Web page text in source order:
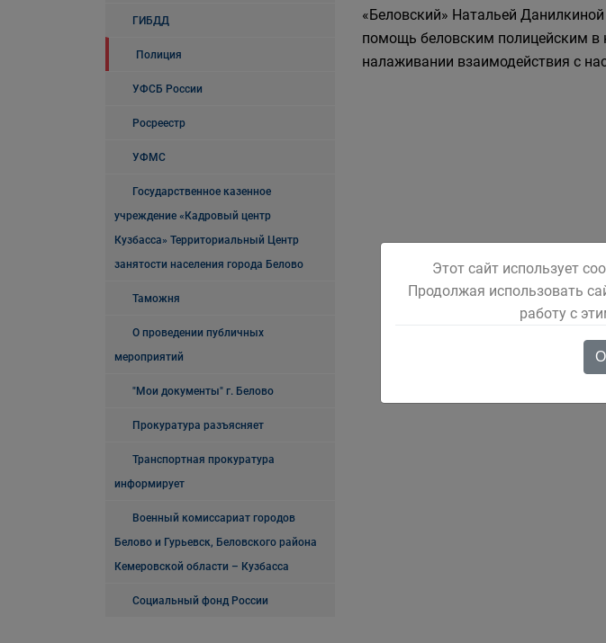
ГИБДД
Полиция
УФСБ России
Росреестр
УФМС
Государственное казенное
учреждение «Кадровый центр
Кузбасса» Территориальный Центр
занятости населения города Белово
Таможня
О проведении публичных
мероприятий
"Мои документы" г. Белово
Прокуратура разъясняет
Транспортная прокуратура
информирует
Военный комиссариат городов
Белово и Гурьевск, Беловского района
Кемеровской области – Кузбасса
Социальный фонд России
«Беловский» Натальей
помощь беловским полицейским в
налаживании взаимодействия с
Этот сайт использует
Продолжая использовать
работу с